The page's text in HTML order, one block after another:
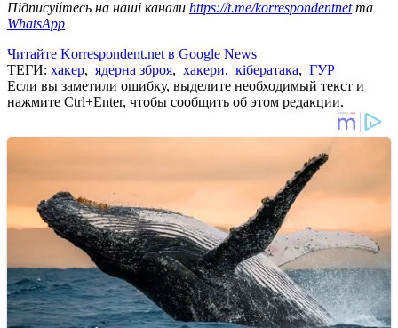
Підписуйтесь на наші канали https://t.me/korrespondentnetта
WhatsApp
Читайте Korrespondent.net в Google News
ТЕГИ: хакер, ядерна зброя, хакери, кібератака, ГУР
Если вы заметили ошибку, выделите необходимый текст и
нажмите Ctrl+Enter, чтобы сообщить об этом редакции.